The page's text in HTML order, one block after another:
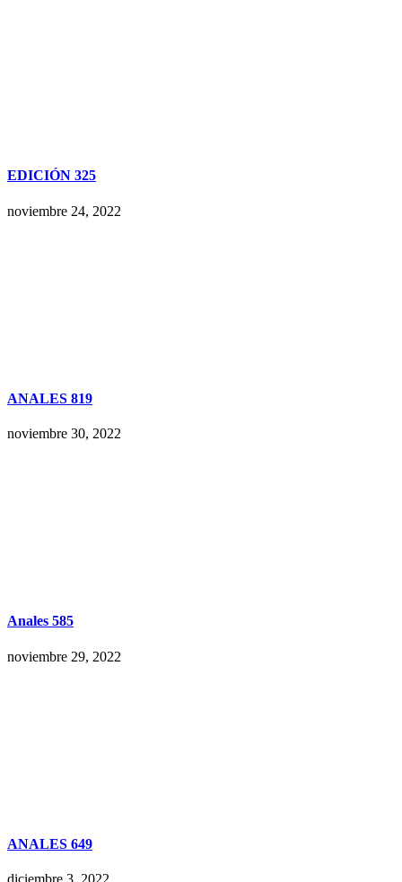
EDICIÓN 325
noviembre 24, 2022
ANALES 819
noviembre 30, 2022
Anales 585
noviembre 29, 2022
ANALES 649
diciembre 3, 2022